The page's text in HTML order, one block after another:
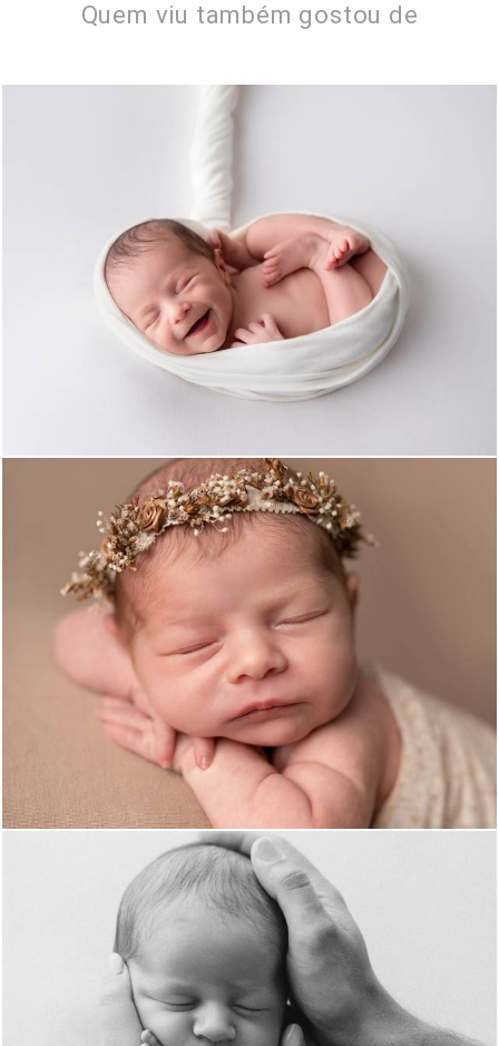
Quem viu também gostou de
1590 0
601 0